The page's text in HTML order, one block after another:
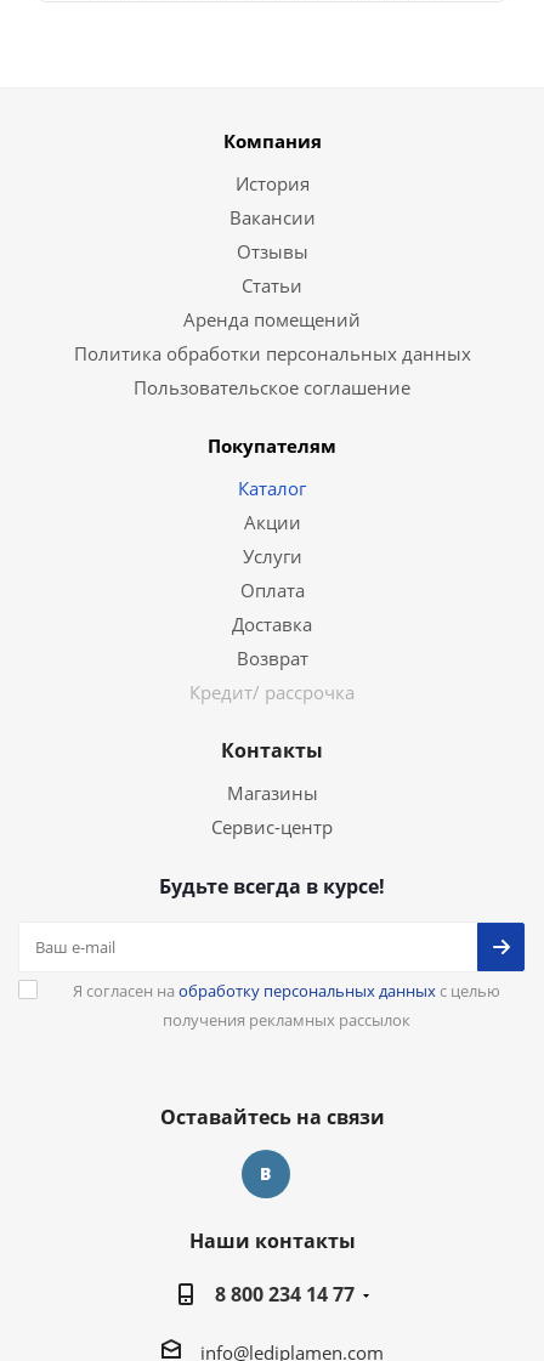
Компания
История
Вакансии
Отзывы
Статьи
Аренда помещений
Политика обработки персональных данных
Пользовательское соглашение
Покупателям
Каталог
Акции
Услуги
Оплата
Доставка
Возврат
Кредит/ рассрочка
Контакты
Магазины
Сервис-центр
Будьте всегда в курсе!
Я согласен на обработку персональных данныхс целью
получения рекламных рассылок
Оставайтесь на связи
Наши контакты
8 800 234 14 77
info@lediplamen.com